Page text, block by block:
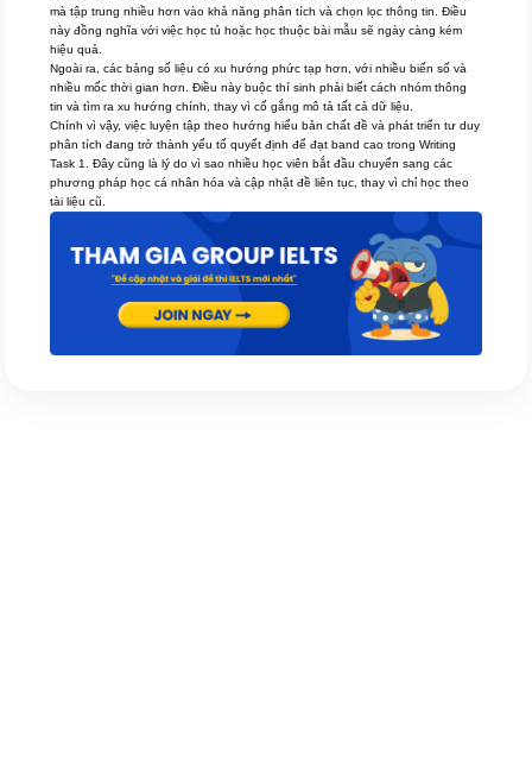
mà tập trung nhiều hơn vào khả năng phân tích và chọn lọc thông tin. Điều
này đồng nghĩa với việc học tủ hoặc học thuộc bài mẫu sẽ ngày càng kém
hiệu quả.
Ngoài ra, các bảng số liệu có xu hướng phức tạp hơn, với nhiều biến số và
nhiều mốc thời gian hơn. Điều này buộc thí sinh phải biết cách nhóm thông
tin và tìm ra xu hướng chính, thay vì cố gắng mô tả tất cả dữ liệu.
Chính vì vậy, việc luyện tập theo hướng hiểu bản chất đề và phát triển tư duy
phân tích đang trở thành yếu tố quyết định để đạt band cao trong Writing
Task 1. Đây cũng là lý do vì sao nhiều học viên bắt đầu chuyển sang các
phương pháp học cá nhân hóa và cập nhật đề liên tục, thay vì chỉ học theo
tài liệu cũ.